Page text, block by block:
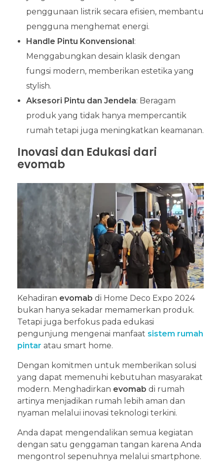
penggunaan listrik secara efisien, membantu
pengguna menghemat energi.
Handle Pintu Konvensional :
Menggabungkan desain klasik dengan
fungsi modern, memberikan estetika yang
stylish.
Aksesori Pintu dan Jendela: Beragam
produk yang tidak hanya mempercantik
rumah tetapi juga meningkatkan keamanan.
Inovasi dan Edukasi dari
evomab
Kehadiran evomab di Home Deco Expo 2024
bukan hanya sekadar memamerkan produk.
Tetapi juga berfokus pada edukasi
pengunjung mengenai manfaat sistem rumah
pintar atau smart home.
Dengan komitmen untuk memberikan solusi
yang dapat memenuhi kebutuhan masyarakat
modern. Menghadirkan evomab di rumah
artinya menjadikan rumah lebih aman dan
nyaman melalui inovasi teknologi terkini.
Anda dapat mengendalikan semua kegiatan
dengan satu genggaman tangan karena Anda
mengontrol sepenuhnya melalui smartphone.